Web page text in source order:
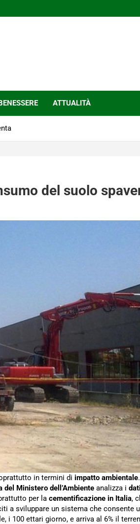
ATTUALITÀ
del suolo
in termini di impatto ambientale
Ministero dell’Ambiente analizza i
per la cementificazione in Italia,
a sviluppare un sistema che consente
i 100 ettari giorno, e arriva al 6% il